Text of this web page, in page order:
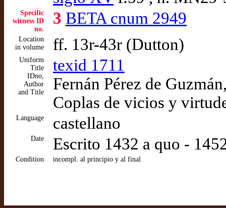
Specific
witness ID
no.
3 BETA cnum 2949
Location
in volume
ff. 13r-43r (Dutton)
Uniform
Title
IDno,
Author
and Title
texid 1711
Fernán Pérez de
Coplas de vicios y
Language castellano
Date Escrito 1432 a quo -
Condition incompl. al principio y al final